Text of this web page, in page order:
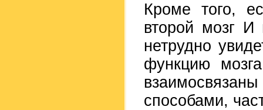
Кроме того,
второй мозг И
нетрудно
функцию
способами,